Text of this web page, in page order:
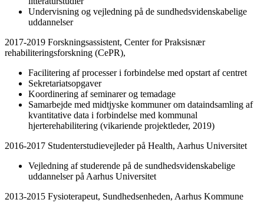
Undervisning og vejledning på de sundhedsvidenskabelige
uddannelser
2017-2019 Forskningsassistent, Center for Praksisnær
rehabiliteringsforskning (CePR),
Facilitering af processer i forbindelse med opstart af centret
Sekretariatsopgaver
Koordinering af seminarer og temadage
Samarbejde med midtjyske kommuner om dataindsamling af
kvantitative data i forbindelse med kommunal
hjerterehabilitering (vikariende projektleder, 2019)
2016-2017 Studenterstudievejleder på Health, Aarhus Universitet
Vejledning af studerende på de sundhedsvidenskabelige
uddannelser på Aarhus Universitet
2013-2015 Fysioterapeut, Sundhedsenheden, Aarhus Kommune